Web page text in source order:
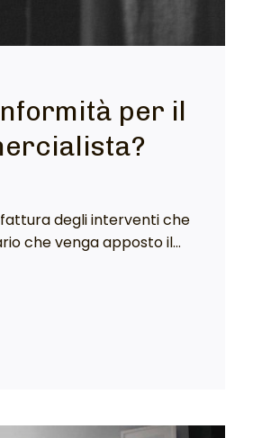
per il
degli interventi che
che venga apposto il…